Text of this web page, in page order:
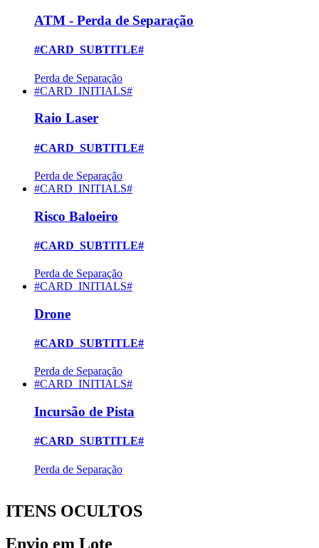
ATM - Perda de Separação
#CARD_SUBTITLE#
Perda de Separação
#CARD_INITIALS#
Raio Laser
#CARD_SUBTITLE#
Perda de Separação
#CARD_INITIALS#
Risco Baloeiro
#CARD_SUBTITLE#
Perda de Separação
#CARD_INITIALS#
Drone
#CARD_SUBTITLE#
Perda de Separação
#CARD_INITIALS#
Incursão de Pista
#CARD_SUBTITLE#
Perda de Separação
ITENS OCULTOS
Envio em Lote